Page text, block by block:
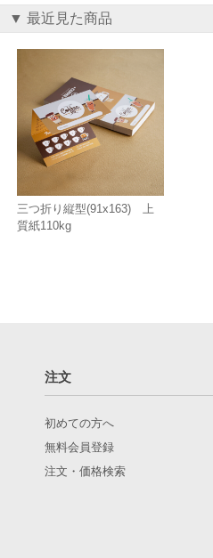
▼ 最近見た商品
三つ折り縦型(91x163) 上
質紙110kg
注文
初めての方へ
無料会員登録
注文・価格検索